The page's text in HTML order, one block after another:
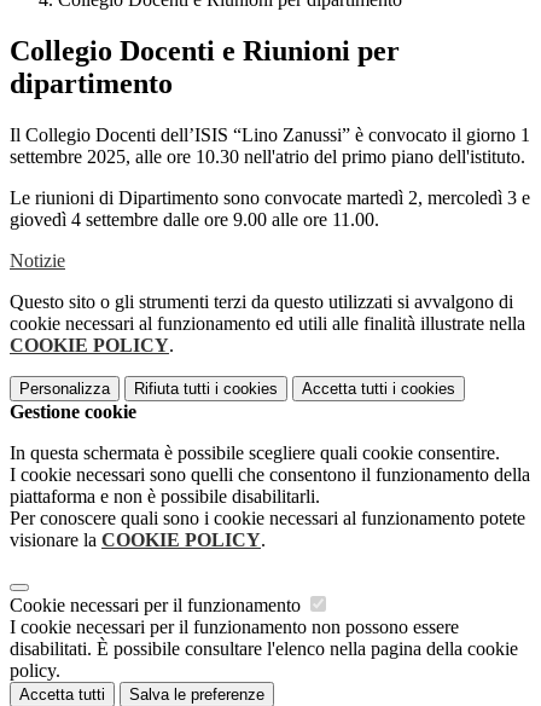
Collegio Docenti e Riunioni per
dipartimento
Il Collegio Docenti dell’ISIS “Lino Zanussi” è convocato il giorno 1
settembre 2025, alle ore 10.30 nell'atrio del primo piano dell'istituto.
Le riunioni di Dipartimento sono convocate martedì 2, mercoledì 3 e
giovedì 4 settembre dalle ore 9.00 alle ore 11.00.
Notizie
Questo sito o gli strumenti terzi da questo utilizzati si avvalgono di
cookie necessari al funzionamento ed utili alle finalità illustrate nella
COOKIE POLICY.
Personalizza Rifiuta tutti i cookies Accetta tutti i cookies
Gestione cookie
In questa schermata è possibile scegliere quali cookie consentire.
I cookie necessari sono quelli che consentono il funzionamento della
piattaforma e non è possibile disabilitarli.
Per conoscere quali sono i cookie necessari al funzionamento potete
visionare la COOKIE POLICY.
Cookie necessari per il funzionamento
I cookie necessari per il funzionamento non possono essere
disabilitati. È possibile consultare l'elenco nella pagina della cookie
policy.
Accetta tutti Salva le preferenze